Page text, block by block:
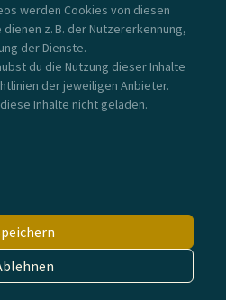
Kontakt
2018 · All rights reserved.
werden Cookies von diesen
z. B. der Nutzererkennung,
der Dienste.
du die Nutzung dieser Inhalte
der jeweiligen Anbieter.
Inhalte nicht geladen.